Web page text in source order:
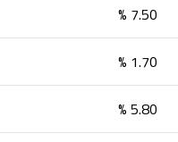
7.50 %
1.70 %
5.80 %